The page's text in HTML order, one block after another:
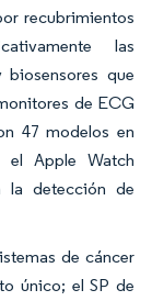
recubrimientos
las
que
de ECG
47 modelos en
el Apple Watch
la detección de
de cáncer
único; el SP de